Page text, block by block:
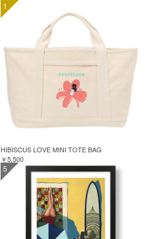
1
HIBISCUS LOVE MINI TOTE BAG
￥5,500
5